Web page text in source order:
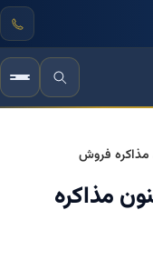
فروش
مذاکره